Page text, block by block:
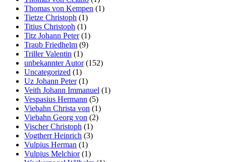
Thomas von Kempen (1)
Tietze Christoph (1)
Titius Christoph (1)
Titz Johann Peter(1)
Traub Friedhelm (9)
Triller Valentin (1)
unbekannter Autor(152)
Uncategorized (1)
Uz Johann Peter(1)
Veith Johann Immanuel (1)
Vespasius Hermann (5)
Viebahn Christa von (1)
Viebahn Georg von (2)
Vischer Christoph (1)
Vogtherr Heinrich (3)
Vulpius Herman (1)
Vulpius Melchior(1)